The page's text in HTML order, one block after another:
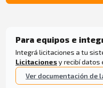
Para equipos e
Integrá licitaciones a tu
Licitacionesy recibí datos
Ver documentación de